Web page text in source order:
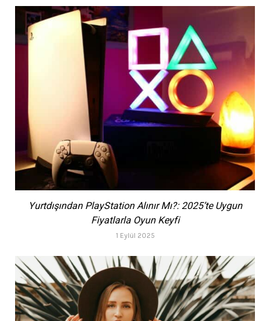
Yurtdışından PlayStation Alınır Mı?: 2025’te Uygun
Fiyatlarla Oyun Keyfi
1 Eylül 2025